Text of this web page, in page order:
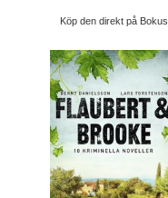
Köp den direkt på Bokus